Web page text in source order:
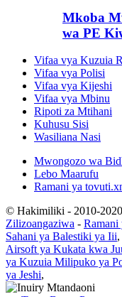
Mkoba
wa PE
Vifaa vya Kuzuia
Vifaa vya Polisi
Vifaa vya Kijeshi
Vifaa vya Mbinu
Ripoti za Mtihani
Kuhusu Sisi
Wasiliana Nasi
Mwongozo wa
Lebo Maarufu
Ramani ya
© Hakimiliki - 2010-
Zilizoangaziwa - Ramani
Sahani ya Balestiki ya Iii,
Airsoft ya Kukata kwa
ya Kuzuia Milipuko ya
ya Jeshi,